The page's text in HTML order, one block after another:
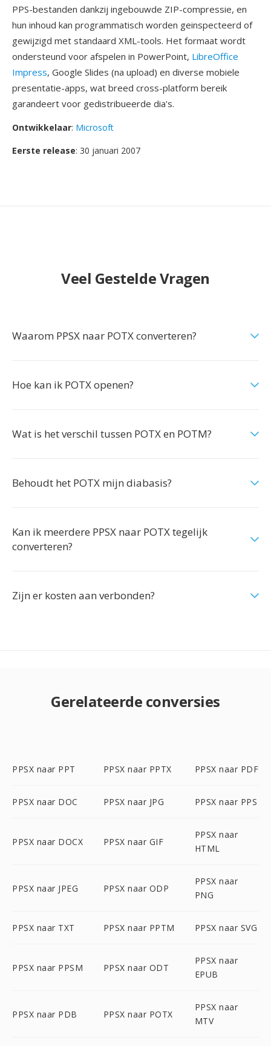
PPS-bestanden dankzij ingebouwde ZIP-compressie, en
hun inhoud kan programmatisch worden geinspecteerd of
gewijzigd met standaard XML-tools. Het formaat wordt
ondersteund voor afspelen in PowerPoint, LibreOffice
Impress, Google Slides (na upload) en diverse mobiele
presentatie-apps, wat breed cross-platform bereik
garandeert voor gedistribueerde dia's.
Ontwikkelaar: Microsoft
Eerste release: 30 januari 2007
Veel Gestelde Vragen
Waarom PPSX naar POTX converteren?
Hoe kan ik POTX openen?
Wat is het verschil tussen POTX en POTM?
Behoudt het POTX mijn diabasis?
Kan ik meerdere PPSX naar POTX tegelijk
converteren?
Zijn er kosten aan verbonden?
Gerelateerde conversies
PPSX naar PPT PPSX naar PPTX PPSX naar PDF
PPSX naar DOC PPSX naar JPG PPSX naar PPS
PPSX naar DOCX PPSX naar GIF
PPSX naar
HTML
PPSX naar JPEG PPSX naar ODP
PPSX naar
PNG
PPSX naar TXT PPSX naar PPTM PPSX naar SVG
PPSX naar PPSM PPSX naar ODT
PPSX naar
EPUB
PPSX naar PDB PPSX naar POTX
PPSX naar
MTV